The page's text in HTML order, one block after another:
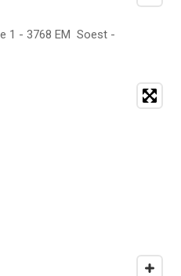
1 - 3768 EM Soest -